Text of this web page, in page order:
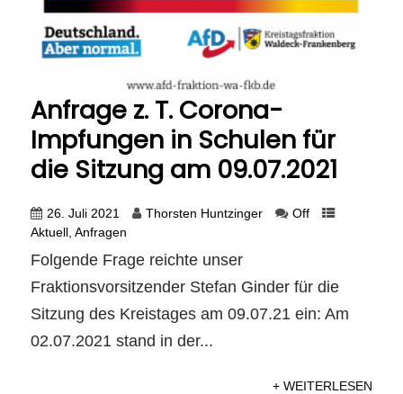
Anfrage z. T. Corona-
Impfungen in Schulen für
die Sitzung am 09.07.2021
26. Juli 2021 Thorsten Huntzinger
Off
Aktuell ,Anfragen
Folgende Frage reichte unser
Fraktionsvorsitzender Stefan Ginder für die
Sitzung des Kreistages am 09.07.21 ein: Am
02.07.2021 stand in der...
+ WEITERLESEN